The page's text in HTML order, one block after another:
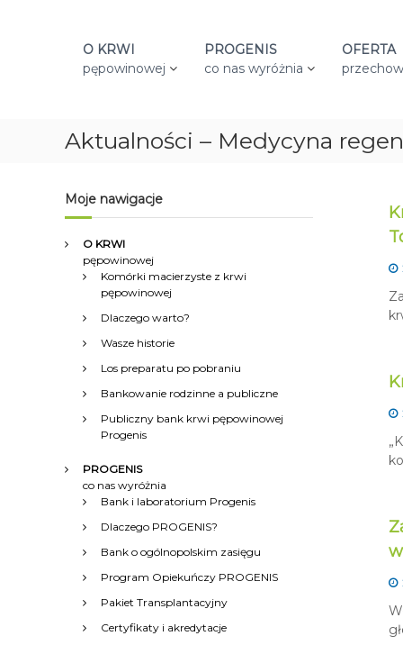
O KRWI
pępowinowej
PROGENIS
co nas wyróżnia
OFERTA
Aktualności – Medycyna
Moje nawigacje
O KRWI
pępowinowej
Komórki macierzyste z krwi
pępowinowej
Dlaczego warto?
Wasze historie
Los preparatu po pobraniu
Bankowanie rodzinne a publiczne
Publiczny bank krwi pępowinowej
Progenis
PROGENIS
co nas wyróżnia
Bank i laboratorium Progenis
Dlaczego PROGENIS?
Bank o ogólnopolskim zasięgu
Program Opiekuńczy PROGENIS
Pakiet Transplantacyjny
Certyfikaty i akredytacje